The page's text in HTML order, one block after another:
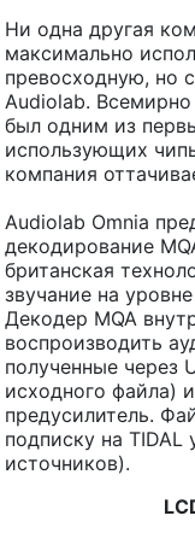
Ни одна другая
максимально
превосходную, но
Audiolab.
был одним из
использующих
компания
Audiolab Omnia
декодирование
британская
звучание на
Декодер MQA
воспроизводить
полученные через
исходного файла)
предусилитель.
подписку на TIDAL
источников).